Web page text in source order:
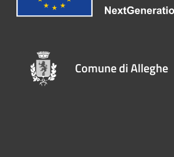
Comune di Alleghe